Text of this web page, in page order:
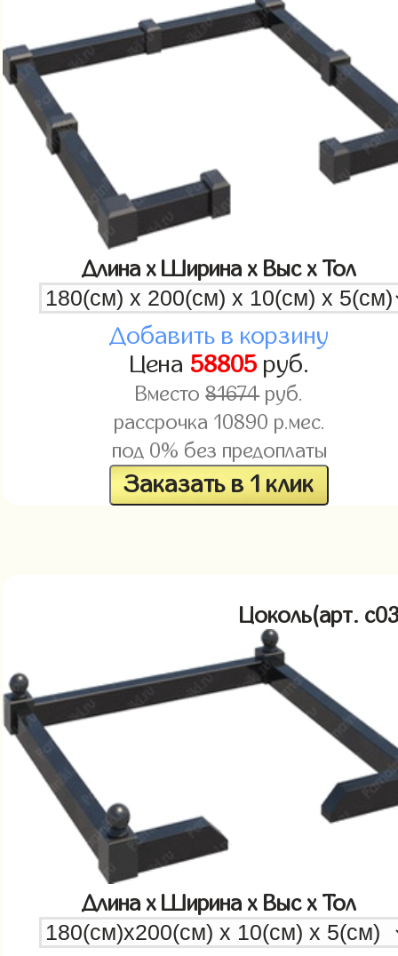
Длина x Ширина x Выс x Тол
Добавить в корзину
Цена 58805руб.
Вместо81674руб.
рассрочка 10890 р.мес.
под 0% без предоплаты
Заказать в 1 клик
Цоколь(арт.
Длина x Ширина x Выс x Тол